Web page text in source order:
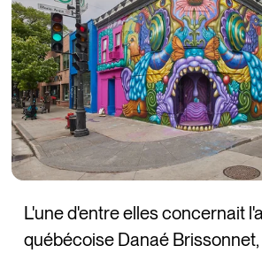
L'une d'entre elles concernait
québécoise Danaé Brissonnet,